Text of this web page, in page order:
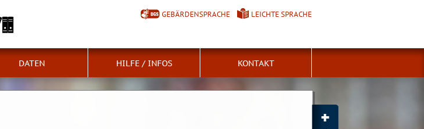
GEBÄRDENSPRACHE LEICHTE SPRACHE
DATEN HILFE / INFOS KONTAKT